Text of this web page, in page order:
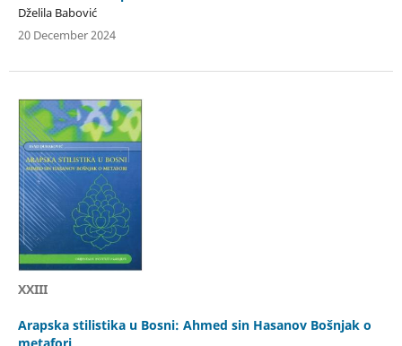
Dželila Babović
20 December 2024
XXIII
Arapska stilistika u Bosni: Ahmed sin Hasanov Bošnjak o